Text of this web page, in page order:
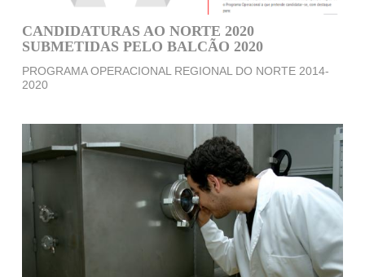
CANDIDATURAS AO NORTE 2020
SUBMETIDAS PELO BALCÃO 2020
PROGRAMA OPERACIONAL REGIONAL DO NORTE 2014-
2020